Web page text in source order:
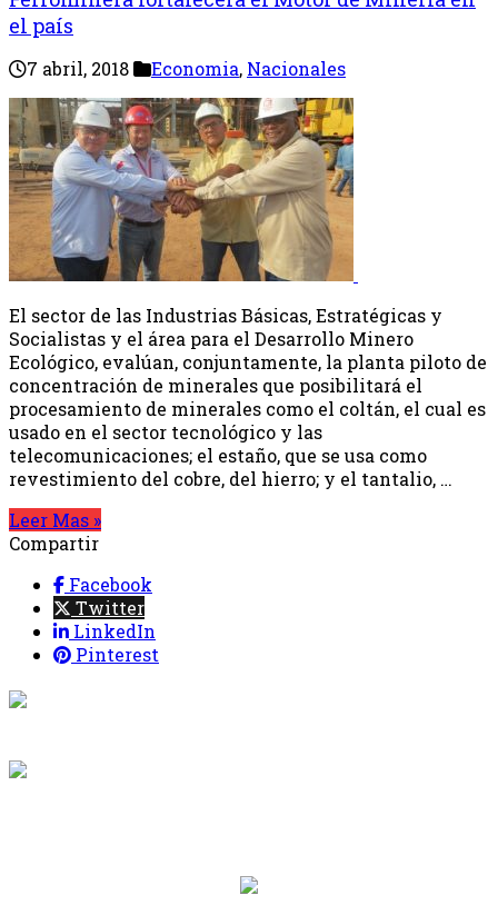
el país
7 abril, 2018 Economia, Nacionales
El sector de las Industrias Básicas, Estratégicas y
Socialistas y el área para el Desarrollo Minero
Ecológico, evalúan, conjuntamente, la planta piloto de
concentración de minerales que posibilitará el
procesamiento de minerales como el coltán, el cual es
usado en el sector tecnológico y las
telecomunicaciones; el estaño, que se usa como
revestimiento del cobre, del hierro; y el tantalio, …
Leer Mas »
Compartir
Facebook
Twitter
LinkedIn
Pinterest